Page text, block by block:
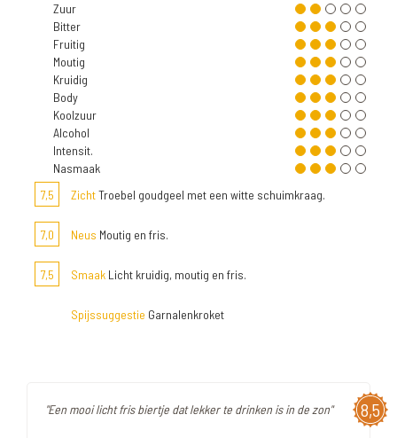
Zuur
Bitter
Fruitig
Moutig
Kruidig
Body
Koolzuur
Alcohol
Intensit.
Nasmaak
7,5
ZichtTroebel goudgeel met een witte schuimkraag.
7,0 Neus Moutig en fris.
7,5 Smaak Licht kruidig, moutig en fris.
Spijssuggestie Garnalenkroket
8,5
"Een mooi licht fris biertje dat lekker te drinken is in de zon"